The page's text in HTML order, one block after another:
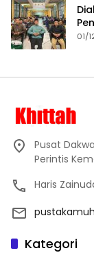
01/
Pusat
Perintis
Haris
Kategori